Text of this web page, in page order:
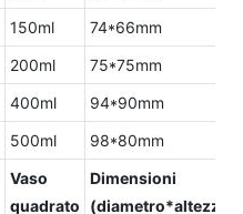
150ml
74*66mm
200ml
75*75mm
400ml
94*90mm
500ml
98*80mm
Vaso
quadrato
Dimensioni
(diametro*altezza)